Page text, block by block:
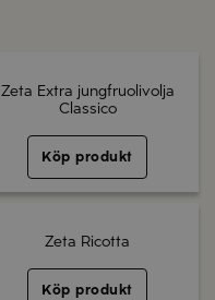
Zeta Extra jungfruolivolja
Classico
Köp produkt
Zeta Ricotta
Köp produkt